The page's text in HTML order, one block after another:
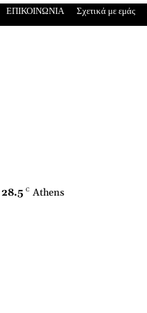
ΕΠΙΚΟΙΝΩΝΙΑ Σχετικά με εμάς
28.5 C Athens